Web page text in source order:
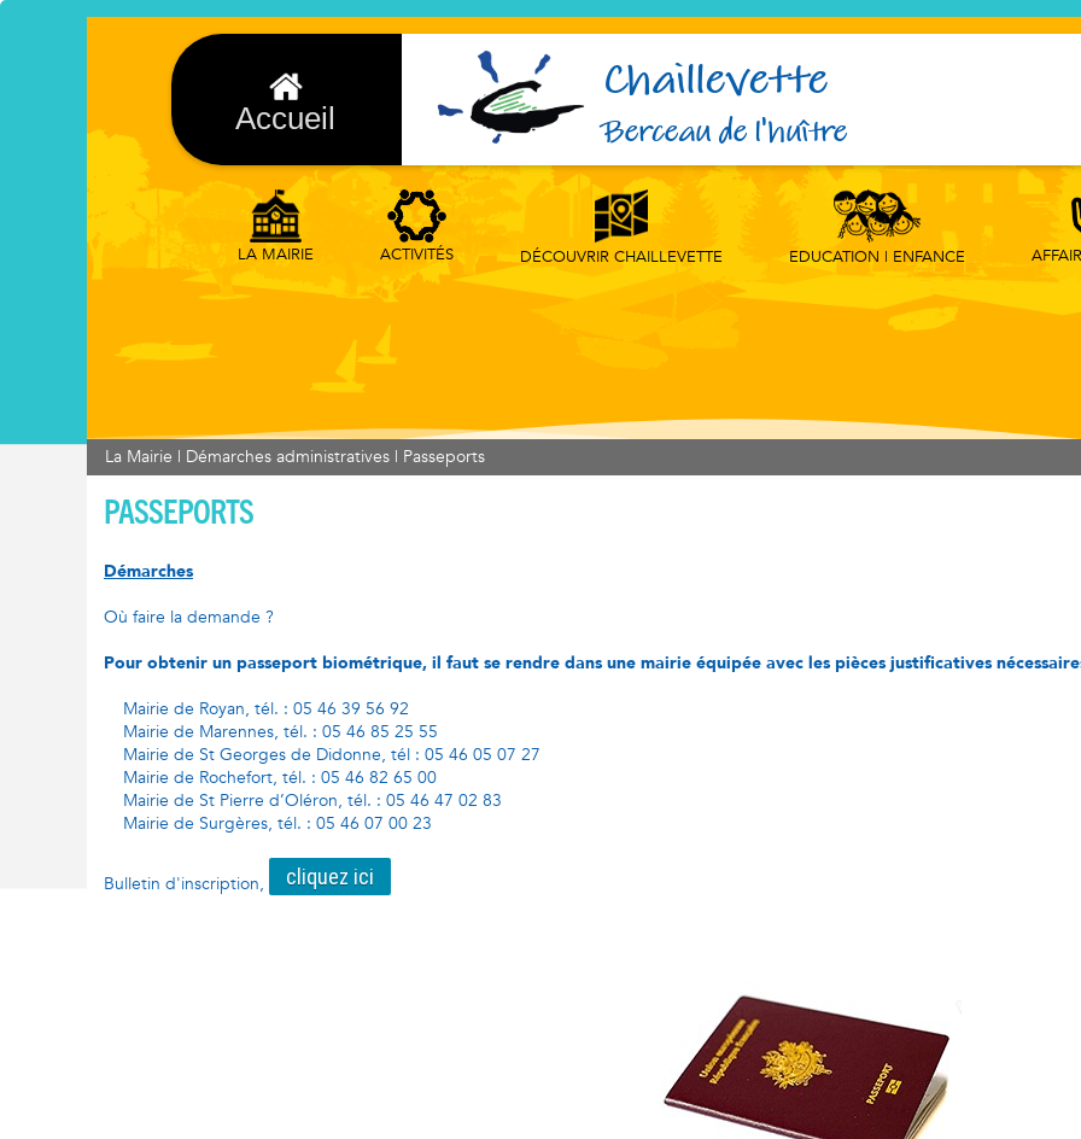
Accueil
Chaillevette
Berceau de l'huître
LA MAIRIE ACTIVITÉS DÉCOUVRIR CHAILLEVETTE EDUCATION | ENFANCE
La Mairie | Démarches administratives | Passeports
PASSEPORTS
Démarches
Où faire la demande ?
Pour obtenir un passeport biométrique, il faut se rendre dans une mairie équipée avec les pièces justificatives
Mairie de Royan, tél. : 05 46 39 56 92
Mairie de Marennes, tél. : 05 46 85 25 55
Mairie de St Georges de Didonne, tél : 05 46 05 07 27
Mairie de Rochefort, tél. : 05 46 82 65 00
Mairie de St Pierre d’Oléron, tél. : 05 46 47 02 83
Mairie de Surgères, tél. : 05 46 07 00 23
Bulletin d'inscription, cliquez ici